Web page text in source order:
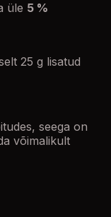
üle 5 %
25 g lisatud
seega on
võimalikult